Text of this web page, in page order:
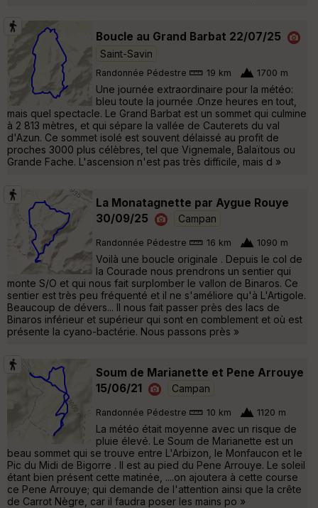
Boucle au Grand Barbat 22/07/25
Saint-Savin
Randonnée Pédestre 19 km 1700 m
Une journée extraordinaire pour la météo:
bleu toute la journée .Onze heures en tout,
mais quel spectacle. Le Grand Barbat est un sommet qui culmine
à 2 813 mètres, et qui sépare la vallée de Cauterets du val
d'Azun. Ce sommet isolé est souvent délaissé au profit de
proches 3000 plus célèbres, tel que Vignemale, Balaïtous ou
Grande Fache. L'ascension n'est pas très difficile, mais d »
La Monatagnette par Aygue Rouye
30/09/25
Campan
Randonnée Pédestre 16 km 1090 m
Voilà une boucle originale . Depuis le col de
la Courade nous prendrons un sentier qui
monte S/O et qui nous fait surplomber le vallon de Binaros. Ce
sentier est très peu fréquenté et il ne s'améliore qu'à L'Artigole.
Beaucoup de dévers... Il nous fait passer près des lacs de
Binaros inférieur et supérieur qui sont en comblement et où est
présente la cyano-bactérie. Nous passons près »
Soum de Marianette et Pene Arrouye
15/06/21
Campan
Randonnée Pédestre 10 km 1120 m
La météo était moyenne avec un risque de
pluie élevé. Le Soum de Marianette est un
beau sommet qui se trouve entre L'Arbizon, le Monfaucon et le
Pic du Midi de Bigorre . Il est au pied du Pene Arrouye. Le soleil
étant bien présent cette matinée, ....on ajoutera à cette course
ce Pene Arrouye; qui demande de l'attention ainsi que la crête
de Carrot Nègre, car il faudra poser les mains po »